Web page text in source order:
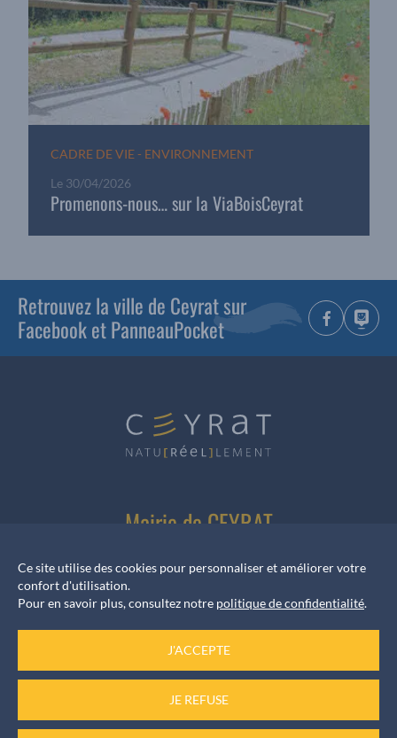
CADRE DE VIE - ENVIRONNEMENT
Le 30/04/2026
Promenons-nous… sur la ViaBoisCeyrat
Retrouvez la ville de Ceyrat sur
Facebook et PanneauPocket
Mairie de CEYRAT
Téléphone: 04 73 61 42 55
NOUS ÉCRIRE
Horaires d’ouverture
Ce site utilise des cookies pour personnaliser et améliorer votre
confort d'utilisation.
Pour en savoir plus, consultez notre politique de confidentialité.
J'ACCEPTE
JE REFUSE